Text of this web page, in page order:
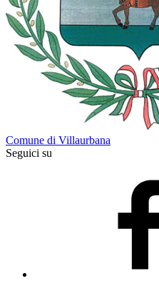
Comune di Villaurbana
Seguici su